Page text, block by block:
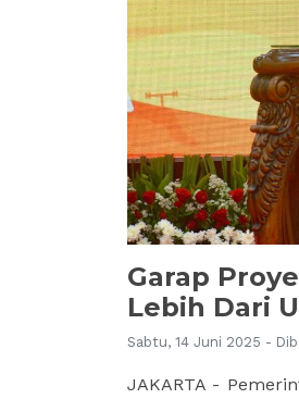
Garap
Lebih Dari
Sabtu, 14 Juni 2025 -
JAKARTA -